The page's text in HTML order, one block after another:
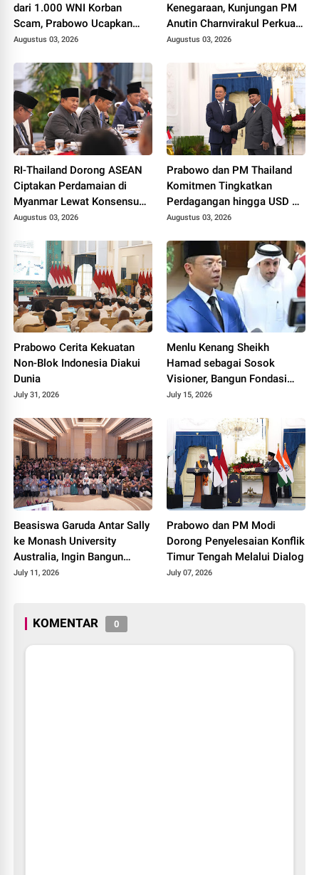
dari 1.000 WNI Korban
Scam, Prabowo Ucapkan
Terima Kasih ke PM
Augustus 03, 2026
Kenegaraan, Kunjungan PM
Anutin Charnvirakul Perkuat
Hubungan Indonesia-
Augustus 03, 2026
RI-Thailand Dorong ASEAN
Ciptakan Perdamaian di
Myanmar Lewat Konsensus
5 Poin
Augustus 03, 2026
Prabowo dan PM Thailand
Komitmen Tingkatkan
Perdagangan hingga USD 20
Miliar pada 2030
Augustus 03, 2026
Prabowo Cerita Kekuatan
Non-Blok Indonesia Diakui
Dunia
July 31, 2026
Menlu Kenang Sheikh
Hamad sebagai Sosok
Visioner, Bangun Fondasi
Bilateral Indonesia-Qatar
July 15, 2026
Beasiswa Garuda Antar Sally
ke Monash University
Australia, Ingin Bangun
Laboratorium Riset di Tanah
July 11, 2026
Prabowo dan PM Modi
Dorong Penyelesaian Konflik
Timur Tengah Melalui Dialog
July 07, 2026
KOMENTAR 0